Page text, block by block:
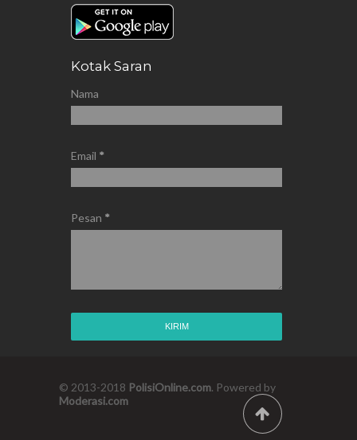
Kotak Saran
Nama
Email *
Pesan *
© 2013-2018 PolisiOnline.com. Powered by
Moderasi.com